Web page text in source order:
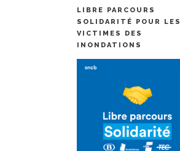
LIBRE PARCOURS
SOLIDARITÉ POUR LES
VICTIMES DES
INONDATIONS